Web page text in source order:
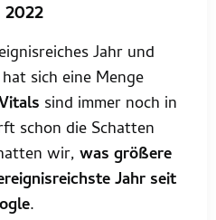
Jahr und
sich eine Menge
sind immer noch in
schon die Schatten
wir, was größere
Jahr seit
.